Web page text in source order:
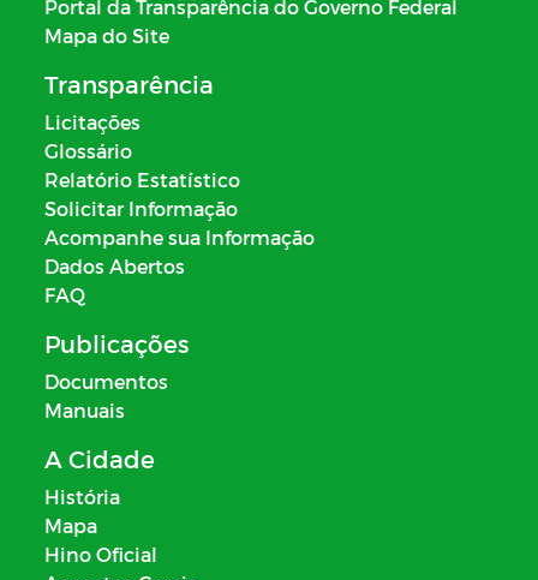
Portal da Transparência do Governo Federal
Mapa do Site
Transparência
Licitações
Glossário
Relatório Estatístico
Solicitar Informação
Acompanhe sua Informação
Dados Abertos
FAQ
Publicações
Documentos
Manuais
A Cidade
História
Mapa
Hino Oficial